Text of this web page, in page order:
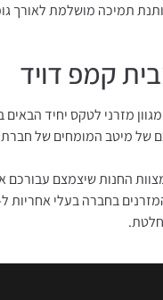
תמיכה מושלמת לאורך
קמפ דויד
מזרני לטקס יחיד הבאים
של מיטב המומחים של
החנות שיצמצם